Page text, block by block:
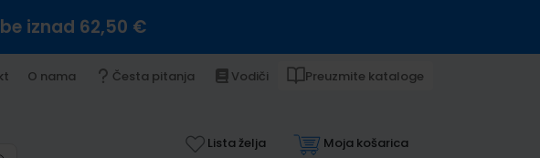
iznad 62,50 €
O nama Česta pitanja Vodiči Preuzmite kataloge
Lista želja Moja košarica